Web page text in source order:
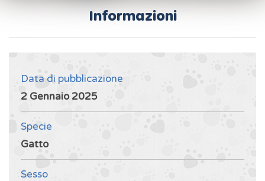
Informazioni
Data di pubblicazione
2 Gennaio 2025
Specie
Gatto
Sesso